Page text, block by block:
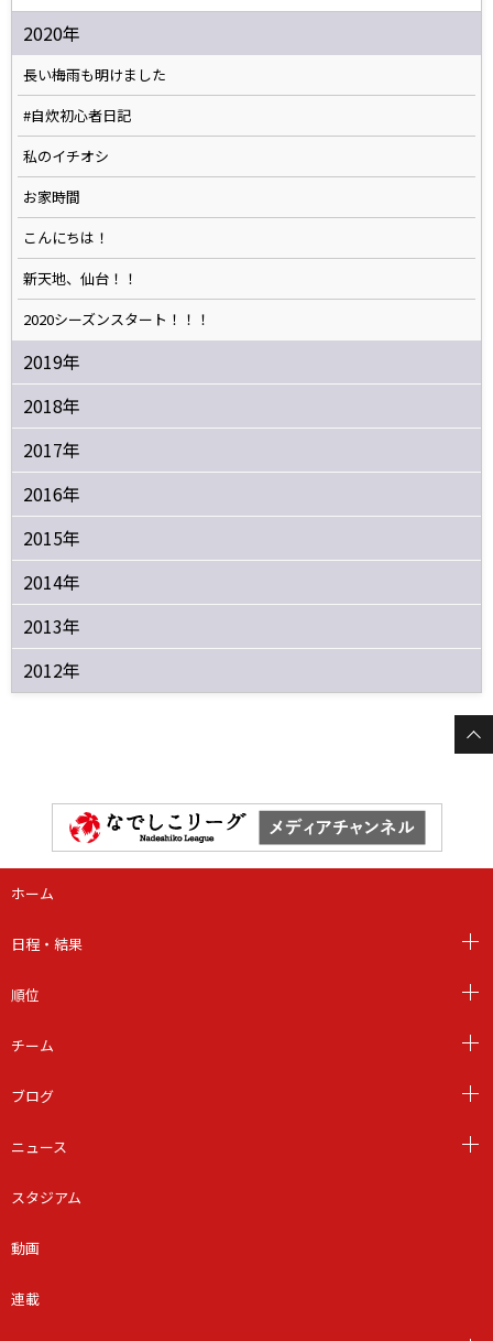
2020年
長い梅雨も明けました
#自炊初心者日記
私のイチオシ
お家時間
こんにちは！
新天地、仙台！！
2020シーズンスタート！！！
2019年
2018年
2017年
2016年
2015年
2014年
2013年
2012年
ホーム
日程・結果
順位
チーム
ブログ
ニュース
スタジアム
動画
連載